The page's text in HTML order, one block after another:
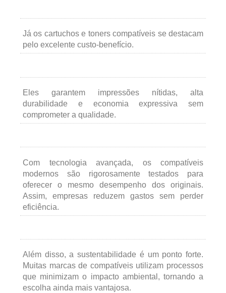
Já os cartuchos e toners compatíveis se destacam
pelo excelente custo-benefício.
Eles garantem impressões nítidas, alta
durabilidade e economia expressiva sem
comprometer a qualidade.
Com tecnologia avançada, os compatíveis
modernos são rigorosamente testados para
oferecer o mesmo desempenho dos originais.
Assim, empresas reduzem gastos sem perder
eficiência.
Além disso, a sustentabilidade é um ponto forte.
Muitas marcas de compatíveis utilizam processos
que minimizam o impacto ambiental, tornando a
escolha ainda mais vantajosa.